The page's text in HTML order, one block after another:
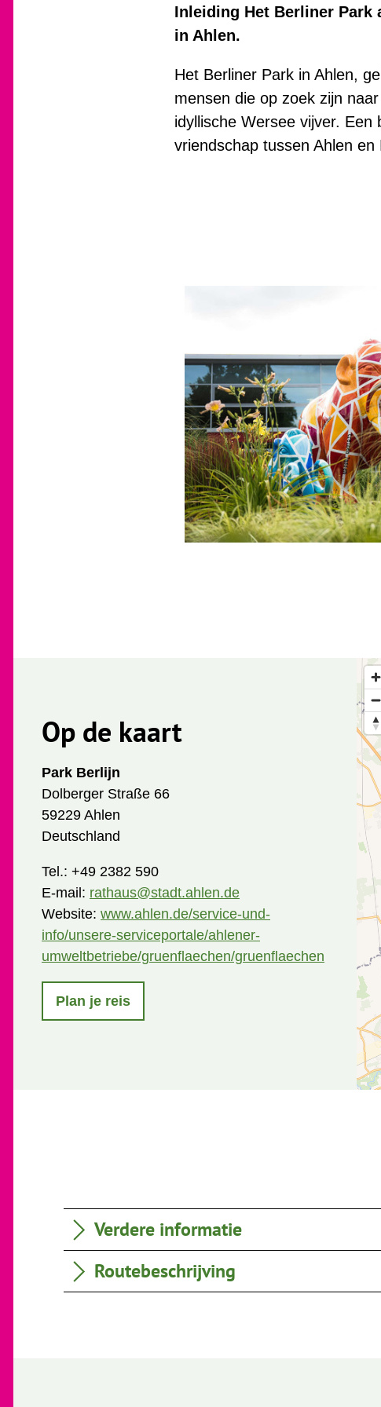
Inleiding Het Berliner Park
in Ahlen.
Het Berliner Park in Ahlen,
mensen die op zoek zijn
idyllische Wersee vijver.
vriendschap tussen Ahlen en
Op de kaart
Park Berlijn
Dolberger Straße 66
59229 Ahlen
Deutschland
Tel.: +49 2382 590
E-mail: rathaus@stadt.ahlen.de
Website: www.ahlen.de/service-und-
info/unsere-serviceportale/ahlener-
umweltbetriebe/gruenflaechen/gruenflaechen
Plan je reis
Verdere informatie
Routebeschrijving